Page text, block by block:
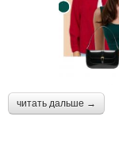
читать дальше →